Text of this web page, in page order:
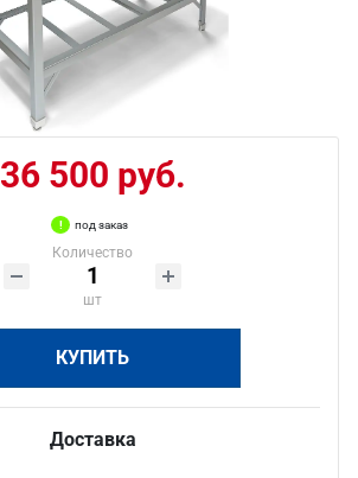
36 500 руб.
под заказ
Количество
шт
КУПИТЬ
Доставка